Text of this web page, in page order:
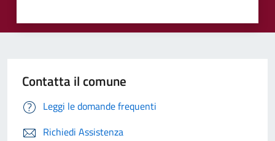
Contatta il comune
Leggi le domande frequenti
Richiedi Assistenza